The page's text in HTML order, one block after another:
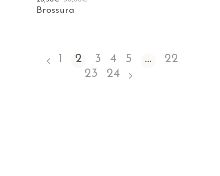
Brossura
1 2 3 4 5 …
22
23
24